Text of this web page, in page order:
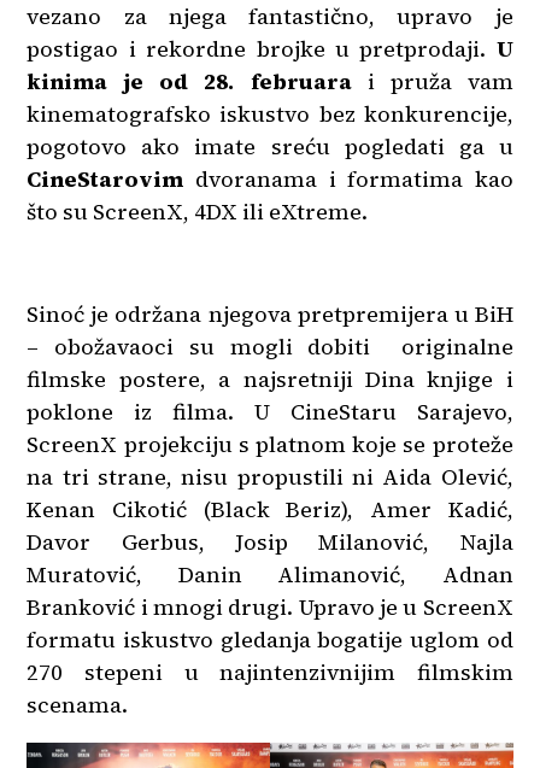
vezano za njega fantastično, upravo je
postigao i rekordne brojke u pretprodaji. U
kinima je od 28. februarai pruža vam
kinematografsko iskustvo bez konkurencije,
pogotovo ako imate sreću pogledati ga u
CineStarovim dvoranama i formatima kao
što su ScreenX, 4DX ili eXtreme.
Sinoć je održana njegova pretpremijera u BiH
– obožavaoci su mogli dobiti originalne
filmske postere, a najsretniji Dina knjige i
poklone iz filma. U CineStaru Sarajevo,
ScreenX projekciju s platnom koje se proteže
na tri strane, nisu propustili ni Aida Olević,
Kenan Cikotić (Black Beriz), Amer Kadić,
Davor Gerbus, Josip Milanović, Najla
Muratović, Danin Alimanović, Adnan
Branković i mnogi drugi. Upravo je u ScreenX
formatu iskustvo gledanja bogatije uglom od
270 stepeni u najintenzivnijim filmskim
scenama.